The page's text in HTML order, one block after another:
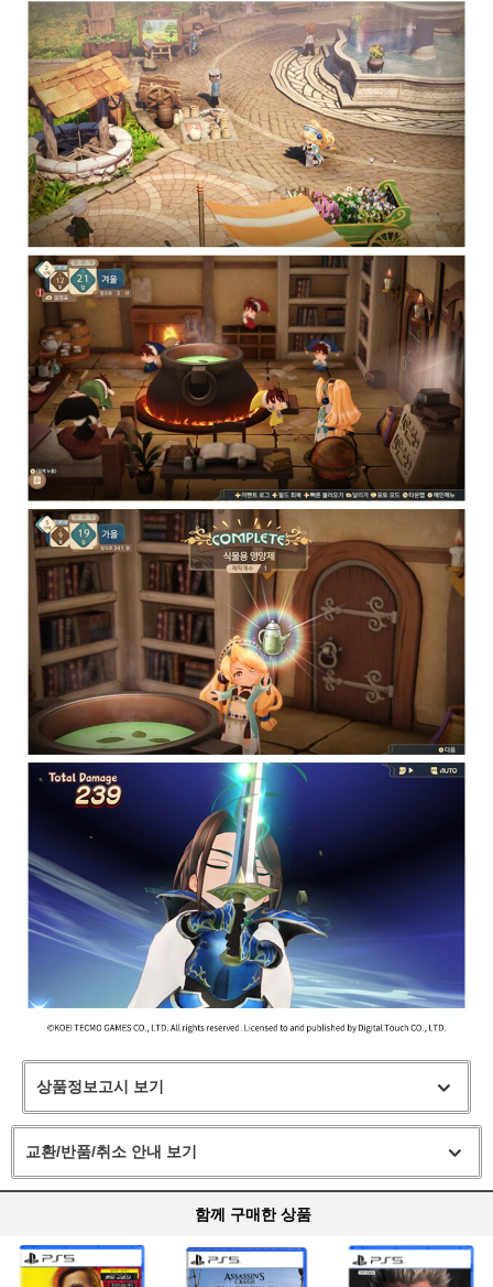
상품정보고시 보기
교환/반품/취소 안내 보기
함께 구매한 상품